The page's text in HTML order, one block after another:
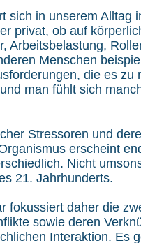
sich in unserem Alltag
privat, ob auf
Arbeitsbelastung,
Menschen
die es zu
man fühlt sich
Stressoren und
erscheint
Nicht
21. Jahrhunderts.
fokussiert daher die
sowie deren
Interaktion. Es